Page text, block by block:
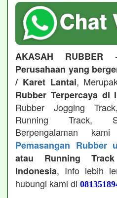
AKASAH RUBBER -
Perusahaan yang
/ Karet Lantai,
Rubber Terpercaya di
Rubber Jogging
Running Track,
Berpengalaman
Pemasangan Rubber
atau Running
Indonesia, Info lebih
hubungi kami di